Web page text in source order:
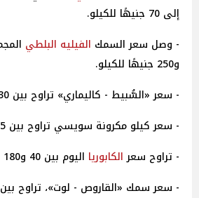
إلى 70 جنيهًا للكيلو.
- وصل سعر السمك الفيليه البلطي
و250 جنيهًا للكيلو.
- سعر «السُّبيط - كاليماري» تراوح بين 230 و370 جنيهًا.
- سعر كيلو مكرونة سويسي تراوح بين 75 و145 جنيهًا.
- تراوح سعرالكابوريا اليوم بين 40 و180 جنيهًا.
- سعر سمك «القاروص - لوت»، تراوح بين 150 و 350 جنيهًا.